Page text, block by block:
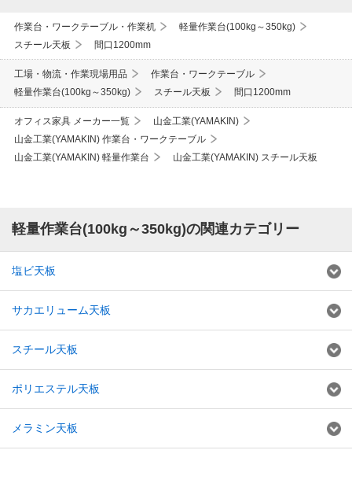
作業台・ワークテーブル・作業机
軽量作業台(100kg～350kg)
スチール天板
間口1200mm
工場・物流・作業現場用品
作業台・ワークテーブル
軽量作業台(100kg～350kg)
スチール天板 間口1200mm
オフィス家具 メーカー一覧
山金工業(YAMAKIN)
山金工業(YAMAKIN) 作業台・ワークテーブル
山金工業(YAMAKIN) 軽量作業台
山金工業(YAMAKIN) スチール天板
軽量作業台(100kg～350kg)の関連カテゴリー
塩ビ天板
サカエリューム天板
スチール天板
ポリエステル天板
メラミン天板